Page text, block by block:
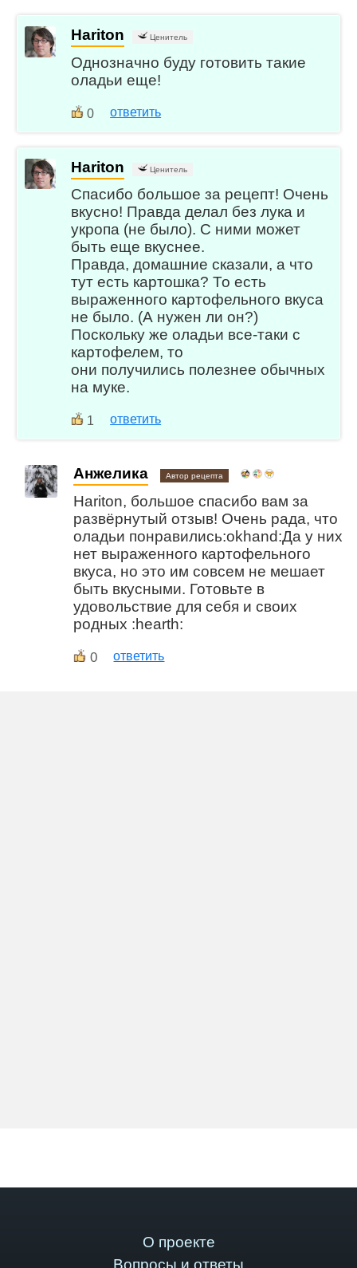
Hariton Ценитель
Однозначно буду готовить такие
оладьи еще!
0 ответить
Hariton Ценитель
Спасибо большое за рецепт! Очень
вкусно! Правда делал без лука и
укропа (не было). С ними может
быть еще вкуснее.
Правда, домашние сказали, а что
тут есть картошка? То есть
выраженного картофельного вкуса
не было. (А нужен ли он?)
Поскольку же оладьи все-таки с
картофелем, то
они получились полезнее обычных
на муке.
1 ответить
Анжелика Автор рецепта
Hariton, большое спасибо вам за
развёрнутый отзыв! Очень рада, что
оладьи понравились:okhand:Да у них
нет выраженного картофельного
вкуса, но это им совсем не мешает
быть вкусными. Готовьте в
удовольствие для себя и своих
родных :hearth:
0 ответить
О проекте
Вопросы и ответы